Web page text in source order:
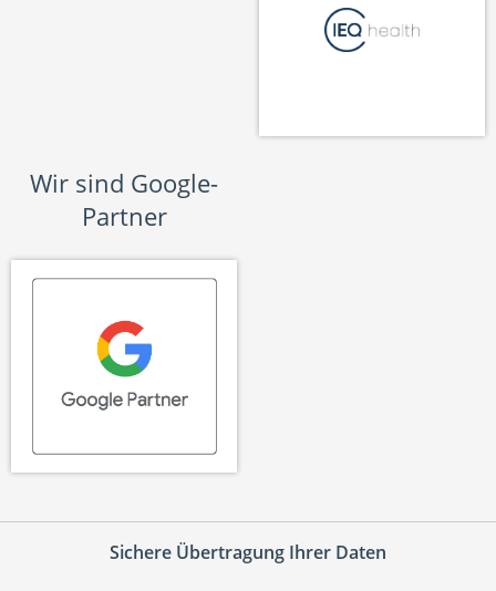
Wir sind Google-
Partner
Sichere Übertragung Ihrer Daten